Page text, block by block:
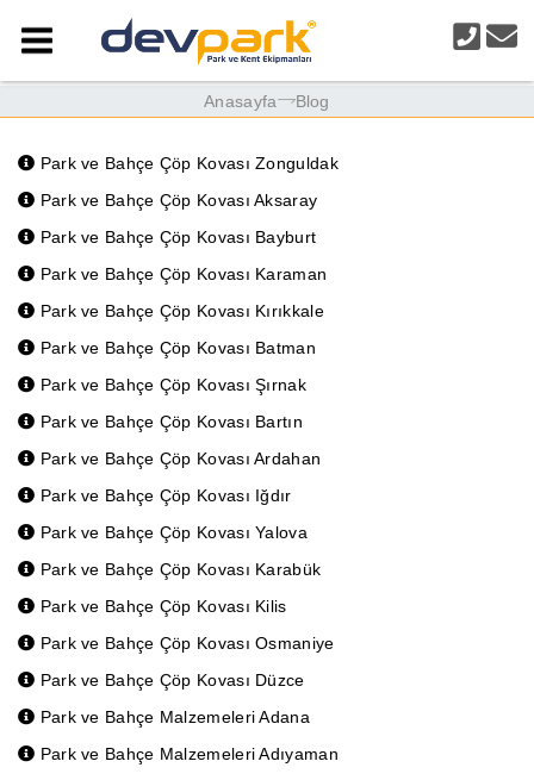
Anasayfa Blog
Park ve Bahçe Çöp Kovası Zonguldak
Park ve Bahçe Çöp Kovası Aksaray
Park ve Bahçe Çöp Kovası Bayburt
Park ve Bahçe Çöp Kovası Karaman
Park ve Bahçe Çöp Kovası Kırıkkale
Park ve Bahçe Çöp Kovası Batman
Park ve Bahçe Çöp Kovası Şırnak
Park ve Bahçe Çöp Kovası Bartın
Park ve Bahçe Çöp Kovası Ardahan
Park ve Bahçe Çöp Kovası Iğdır
Park ve Bahçe Çöp Kovası Yalova
Park ve Bahçe Çöp Kovası Karabük
Park ve Bahçe Çöp Kovası Kilis
Park ve Bahçe Çöp Kovası Osmaniye
Park ve Bahçe Çöp Kovası Düzce
Park ve Bahçe Malzemeleri Adana
Park ve Bahçe Malzemeleri Adıyaman